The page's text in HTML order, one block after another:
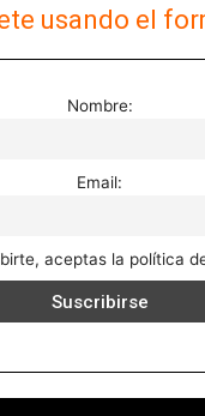
usando el
Nombre:
Email:
aceptas la política